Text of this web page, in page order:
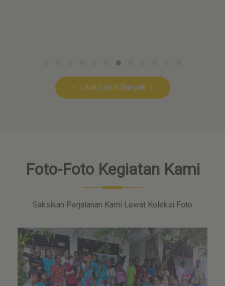
Lihat Lebih Banyak
Foto-Foto Kegiatan Kami
Saksikan Perjalanan Kami Lewat Koleksi Foto